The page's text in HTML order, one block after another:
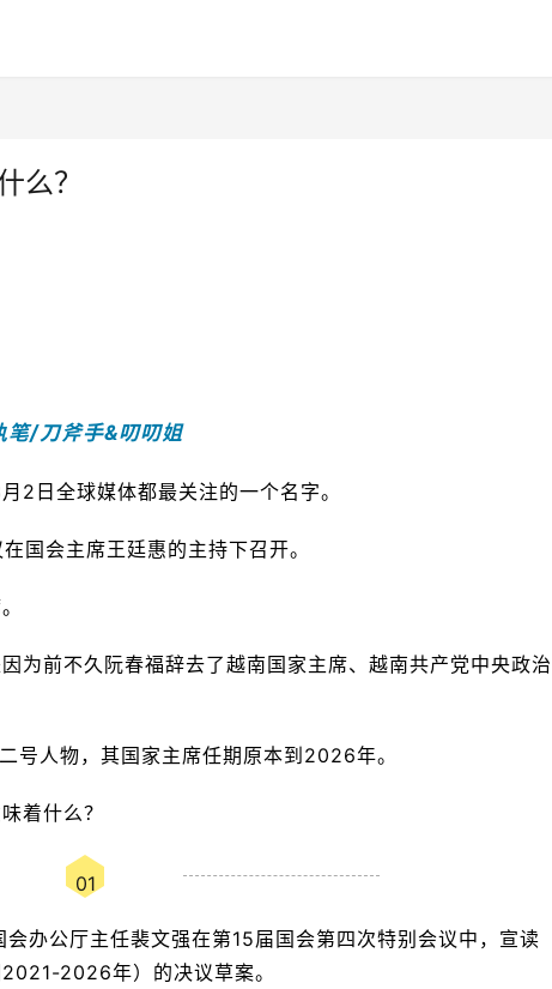
么？
笔/刀斧手&叨叨姐
2日全球媒体都最关注的一个名字。
国会主席王廷惠的主持下召开。
为前不久阮春福辞去了越南国家主席、越南共产党中央政治
号人物，其国家主席任期原本到2026年。
着什么？
01
办公厅主任裴文强在第15届国会第四次特别会议中，宣读
2026年）的决议草案。